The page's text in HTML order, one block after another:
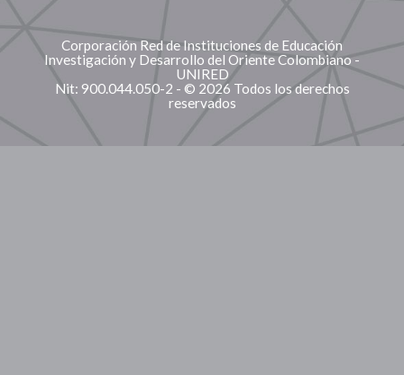
Corporación Red de Instituciones de Educación
Investigación y Desarrollo del Oriente Colombiano -
UNIRED
Nit: 900.044.050-2 - © 2026 Todos los derechos
reservados